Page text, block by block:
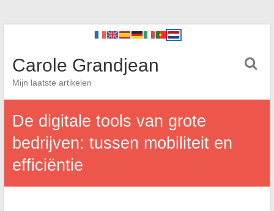
Carole Grandjean
Mijn laatste artikelen
De digitale tools van grote
bedrijven: tussen mobiliteit en
efficiëntie